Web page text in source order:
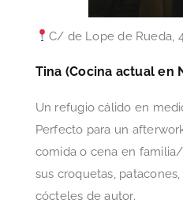
C/ de Lope de Rueda,
Tina (Cocina actual en
Un refugio cálido en
Perfecto para un
comida o cena en
sus croquetas,
cócteles de autor.